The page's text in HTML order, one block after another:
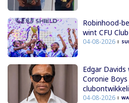
Robinhood-
wint CFU
04-08-2026
Edgar
Coronie
04-08-2026